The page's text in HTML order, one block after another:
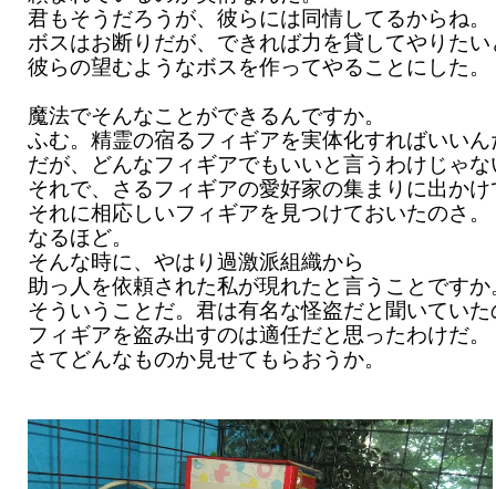
君もそうだろうが、彼らには同情してるからね。
ボスはお断りだが、できれば力を貸してやりた
彼らの望むようなボスを作ってやることにした。
魔法でそんなことができるんですか。
ふむ。精霊の宿るフィギアを実体化すればいいん
だが、どんなフィギアでもいいと言うわけじゃな
それで、さるフィギアの愛好家の集まりに出かけ
それに相応しいフィギアを見つけておいたのさ。
なるほど。
そんな時に、やはり過激派組織から
助っ人を依頼された私が現れたと言うことですか
そういうことだ。君は有名な怪盗だと聞いていた
フィギアを盗み出すのは適任だと思ったわけだ。
さてどんなものか見せてもらおうか。